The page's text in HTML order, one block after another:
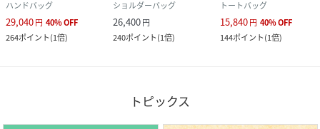
ハンドバッグ
29,040円 40%OFF
264ポイント(1倍)
ショルダーバッグ
26,400円
240ポイント(1倍)
トートバッグ
15,840円 40%OFF
144ポイント(1倍)
トピックス